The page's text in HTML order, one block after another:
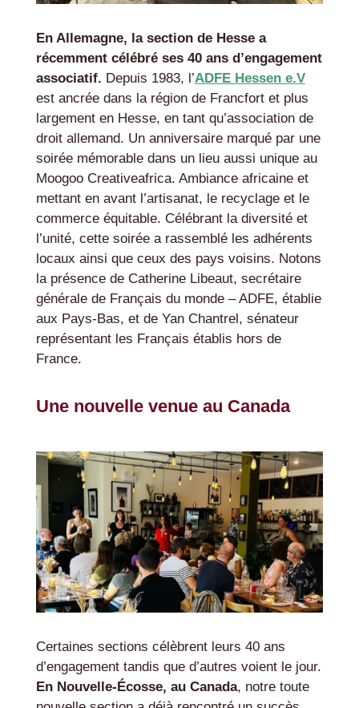
En Allemagne, la section de Hesse a
récemment célébré ses 40 ans d’engagement
associatif. Depuis 1983, l’ADFE Hessen e.V
est ancrée dans la région de Francfort et plus
largement en Hesse, en tant qu’association de
droit allemand. Un anniversaire marqué par une
soirée mémorable dans un lieu aussi unique au
Moogoo Creativeafrica. Ambiance africaine et
mettant en avant l’artisanat, le recyclage et le
commerce équitable. Célébrant la diversité et
l’unité, cette soirée a rassemblé les adhérents
locaux ainsi que ceux des pays voisins. Notons
la présence de Catherine Libeaut, secrétaire
générale de Français du monde – ADFE, établie
aux Pays-Bas, et de Yan Chantrel, sénateur
représentant les Français établis hors de
France.
Une nouvelle venue au Canada
Certaines sections célèbrent leurs 40 ans
d’engagement tandis que d’autres voient le jour.
En Nouvelle-Écosse, au Canada, notre toute